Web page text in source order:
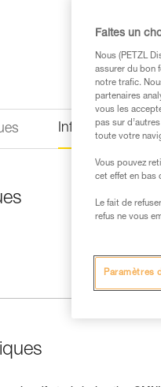
Informations
Faites un
Nous (PETZL
assurer du bon
notre trafic.
partenaires
vous les
pas sur
toute votre
Vous pouvez
cet effet en bas
Le fait de
refus ne vous
Paramètres